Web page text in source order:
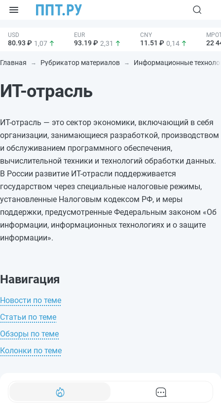
80.93 ₽ 1,07 93.19 ₽ 2,31 11.51 ₽ 0,14 22
Главная Рубрикатор материалов Информационные
ИТ-отрасль
ИТ-отрасль — это сектор экономики, включающий в себя
организации, занимающиеся разработкой, производством
и обслуживанием программного обеспечения,
вычислительной техники и технологий обработки данных.
В России развитие ИТ-отрасли поддерживается
государством через специальные налоговые режимы,
установленные Налоговым кодексом РФ, и меры
поддержки, предусмотренные Федеральным законом «Об
информации, информационных технологиях и о защите
информации».
Навигация
Новости по теме
Статьи по теме
Обзоры по теме
Колонки по теме